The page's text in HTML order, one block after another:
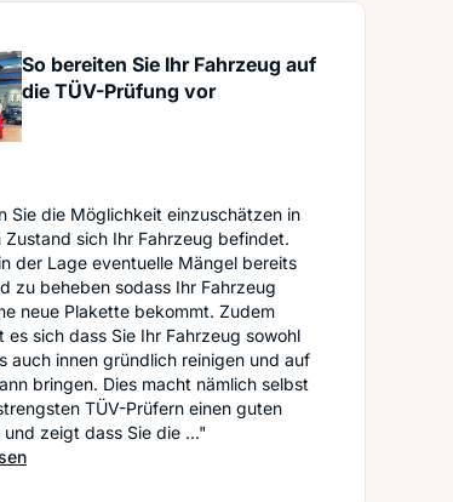
So bereiten Sie Ihr Fahrzeug auf
die TÜV-Prüfung vor
Sie die Möglichkeit einzuschätzen in
Zustand sich Ihr Fahrzeug befindet.
der Lage eventuelle Mängel bereits
zu beheben sodass Ihr Fahrzeug
neue Plakette bekommt. Zudem
es sich dass Sie Ihr Fahrzeug sowohl
auch innen gründlich reinigen und auf
bringen. Dies macht nämlich selbst
TÜV-Prüfern einen guten
und zeigt dass Sie die ..."
: So bereiten Sie Ihr Fahrzeug auf die TÜV-Prüfung